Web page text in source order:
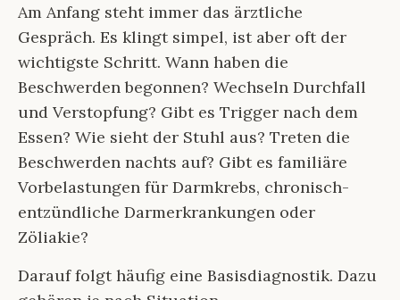
Am Anfang steht immer das ärztliche
Gespräch. Es klingt simpel, ist aber oft der
wichtigste Schritt. Wann haben die
Beschwerden begonnen? Wechseln Durchfall
und Verstopfung? Gibt es Trigger nach dem
Essen? Wie sieht der Stuhl aus? Treten die
Beschwerden nachts auf? Gibt es familiäre
Vorbelastungen für Darmkrebs, chronisch-
entzündliche Darmerkrankungen oder
Zöliakie?
Darauf folgt häufig eine Basisdiagnostik. Dazu